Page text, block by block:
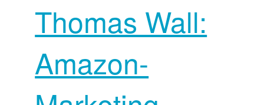
Thomas Wall:
Amazon-